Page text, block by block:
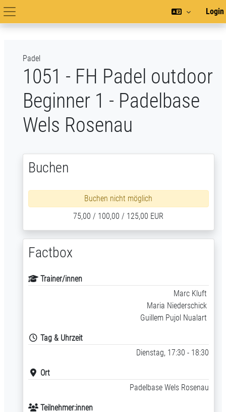
Zum Hauptinhalt
Hauptnavigation
Login
Padel
1051 - FH Padel outdoor
Beginner 1 - Padelbase
Wels Rosenau
Buchen
Buchen nicht möglich
75,00 / 100,00 / 125,00 EUR
Factbox
Trainer/innen
Marc Kluft
Maria Niederschick
Guillem Pujol Nualart
Tag & Uhrzeit
Dienstag, 17:30 - 18:30
Ort
Padelbase Wels Rosenau
Teilnehmer:innen